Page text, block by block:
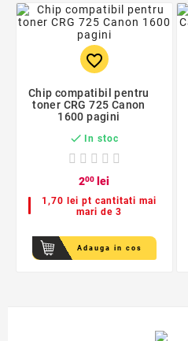
favorite_border
Chip compatibil pentru
toner CRG 725 Canon
1600 pagini
 In stoc
200 lei
1,70 lei pt cantitati mai
mari de 3
Adauga in cos